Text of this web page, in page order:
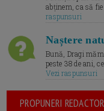
abținem, ca să
raspunsuri
Naștere
Bună, Dragi
peste 38 de ani,
Vezi raspunsuri
PROPUNERI